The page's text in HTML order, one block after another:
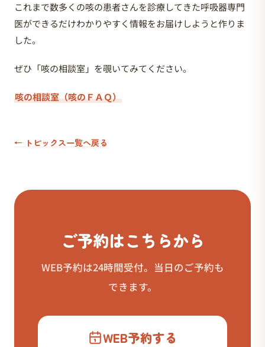
これまで数多くの咳の患者さんを診療してきた呼吸器専門
医ができるだけわかりやすく情報をお届けしようと作りま
した。
ぜひ「咳の相談室」を覗いてみてください。
咳の相談室（咳のＦＡＱ）
← トピックス一覧へ戻る
ご予約はこちらから
WEB予約は24時間受付。当日のご予約も
できます。
WEB予約する